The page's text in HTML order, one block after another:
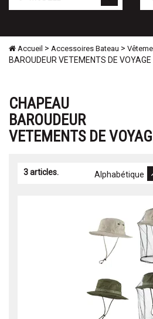
Accueil > Accessoires Bateau >
BAROUDEUR VETEMENTS DE VOYAGE
CHAPEAU
BAROUDEUR
VETEMENTS DE
3 articles. Alphabétique